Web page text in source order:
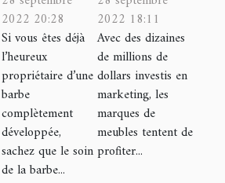
barbe
2022 20:28
Si vous êtes déjà
l’heureux
propriétaire d’une
barbe
complètement
développée,
sachez que le soin
de la barbe...
pour
prendre la
bonne
décision lors
du choix
d'une chaise
gamer ou
2022 18:11
Avec des dizaines
de millions de
dollars investis en
marketing, les
marques de
meubles tentent de
profiter...